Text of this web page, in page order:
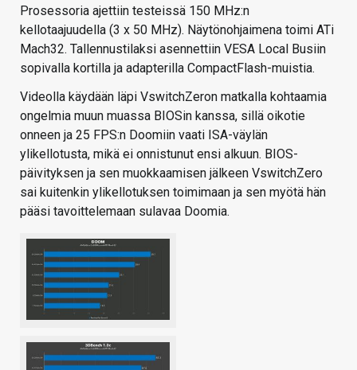
Prosessoria ajettiin testeissä 150 MHz:n
kellotaajuudella (3 x 50 MHz). Näytönohjaimena toimi ATi
Mach32. Tallennustilaksi asennettiin VESA Local Busiin
sopivalla kortilla ja adapterilla CompactFlash-muistia.
Videolla käydään läpi VswitchZeron matkalla kohtaamia
ongelmia muun muassa BIOSin kanssa, sillä oikotie
onneen ja 25 FPS:n Doomiin vaati ISA-väylän
ylikellotusta, mikä ei onnistunut ensi alkuun. BIOS-
päivityksen ja sen muokkaamisen jälkeen VswitchZero
sai kuitenkin ylikellotuksen toimimaan ja sen myötä hän
pääsi tavoittelemaan sulavaa Doomia.